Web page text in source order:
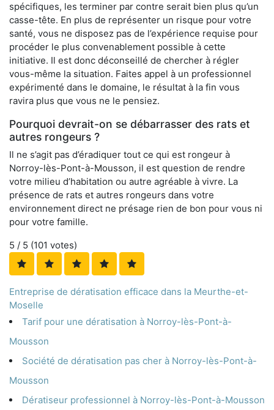
spécifiques, les terminer par contre serait bien plus qu’un
casse-tête. En plus de représenter un risque pour votre
santé, vous ne disposez pas de l’expérience requise pour
procéder le plus convenablement possible à cette
initiative. Il est donc déconseillé de chercher à régler
vous-même la situation. Faites appel à un professionnel
expérimenté dans le domaine, le résultat à la fin vous
ravira plus que vous ne le pensiez.
Pourquoi devrait-on se débarrasser des rats et
autres rongeurs ?
Il ne s’agit pas d’éradiquer tout ce qui est rongeur à
Norroy-lès-Pont-à-Mousson, il est question de rendre
votre milieu d’habitation ou autre agréable à vivre. La
présence de rats et autres rongeurs dans votre
environnement direct ne présage rien de bon pour vous ni
pour votre famille.
5 / 5 (101 votes)
Entreprise de dératisation efficace dans la Meurthe-et-
Moselle
Tarif pour une dératisation à Norroy-lès-Pont-à-
Mousson
Société de dératisation pas cher à Norroy-lès-Pont-à-
Mousson
Dératiseur professionnel à Norroy-lès-Pont-à-Mousson